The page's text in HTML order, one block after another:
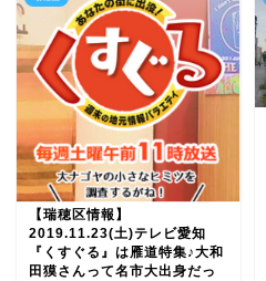
【瑞穂区情報】
2019.11.23(土)テレビ愛知
『くすぐる』は雁道特集♪大和
田獏さんって名市大出身だっ